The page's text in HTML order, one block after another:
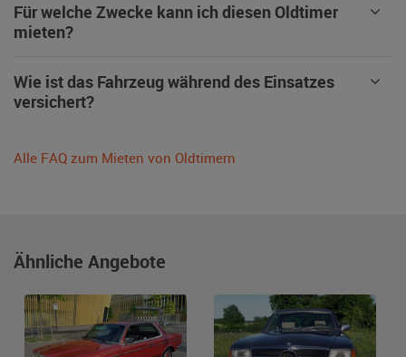
Für welche Zwecke kann ich diesen Oldtimer
mieten?
Wie ist das Fahrzeug während des Einsatzes
versichert?
Alle FAQ zum Mieten von Oldtimern
Ähnliche Angebote